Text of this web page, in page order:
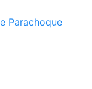
Parachoque